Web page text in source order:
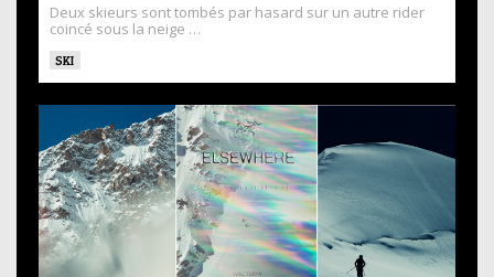
Deux skieurs sont tombés par hasard sur un autre rider
coincé sous la neige …
SKI